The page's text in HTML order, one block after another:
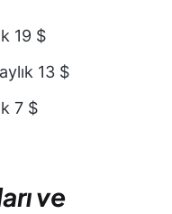
19 $
13 $
7 $
ve